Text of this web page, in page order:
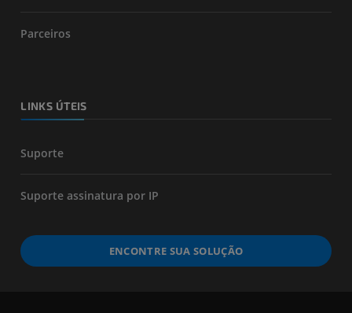
Parceiros
LINKS ÚTEIS
Suporte
Suporte assinatura por IP
ENCONTRE SUA SOLUÇÃO